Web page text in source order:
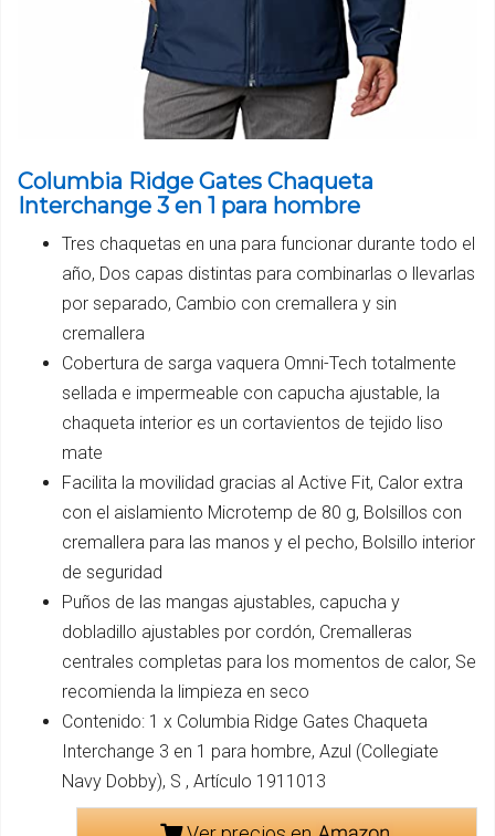
Columbia Ridge Gates Chaqueta
Interchange 3 en 1 para hombre
Tres chaquetas en una para funcionar durante todo el
año, Dos capas distintas para combinarlas o llevarlas
por separado, Cambio con cremallera y sin
cremallera
Cobertura de sarga vaquera Omni-Tech totalmente
sellada e impermeable con capucha ajustable, la
chaqueta interior es un cortavientos de tejido liso
mate
Facilita la movilidad gracias al Active Fit, Calor extra
con el aislamiento Microtemp de 80 g, Bolsillos con
cremallera para las manos y el pecho, Bolsillo interior
de seguridad
Puños de las mangas ajustables, capucha y
dobladillo ajustables por cordón, Cremalleras
centrales completas para los momentos de calor, Se
recomienda la limpieza en seco
Contenido: 1 x Columbia Ridge Gates Chaqueta
Interchange 3 en 1 para hombre, Azul (Collegiate
Navy Dobby), S , Artículo 1911013